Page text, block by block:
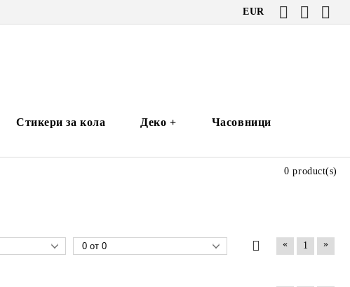
EUR
Стикери за кола Деко +
Часовници
0 product(s)
« 1 »